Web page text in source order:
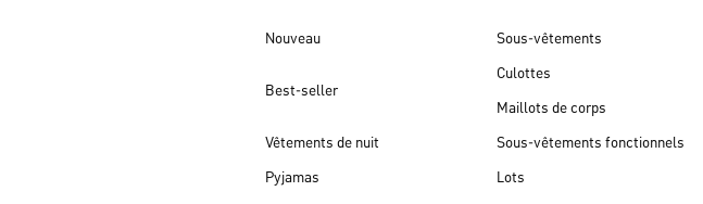
Nouveau
Best-seller
Vêtements de nuit
Pyjamas
Sous-vêtements
Culottes
Maillots de corps
Sous-vêtements fonctionnels
Lots